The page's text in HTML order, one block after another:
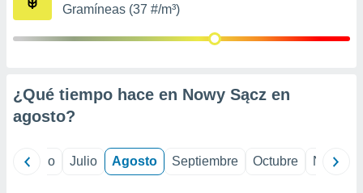
publicidad
de
Gramíneas (37 #/m³)
¿Qué tiempo hace en Nowy Sącz en
agosto?
Junio Julio Agosto Septiembre Octubre